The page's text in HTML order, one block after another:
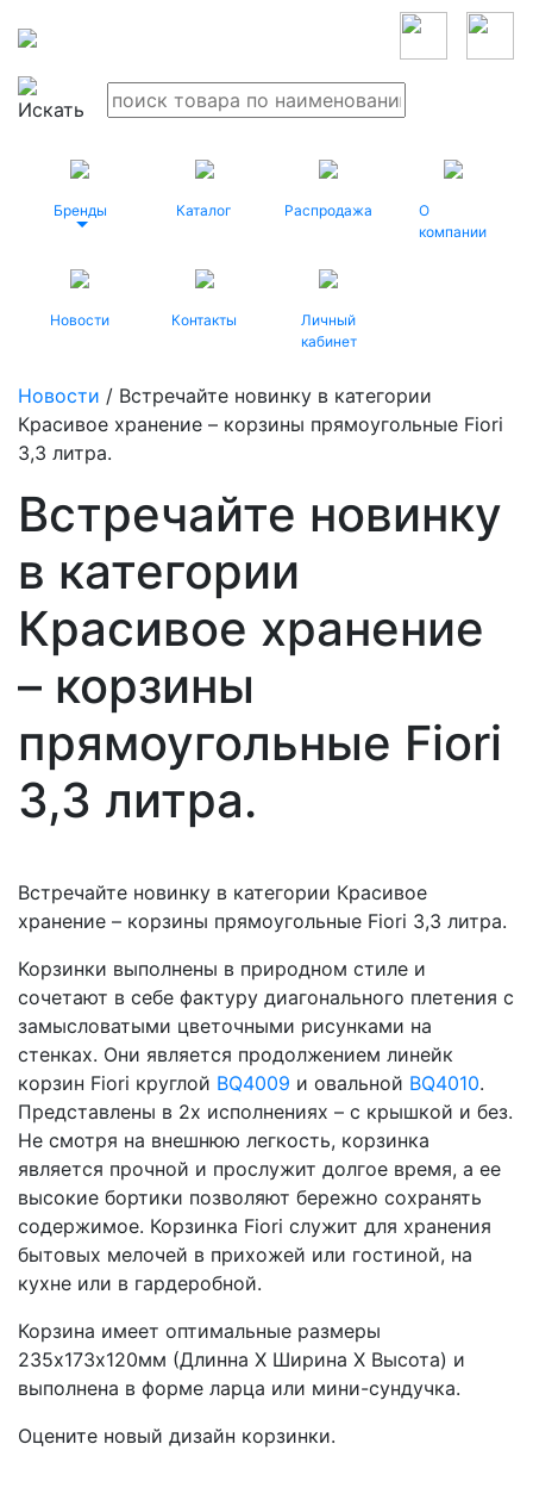
Бренды Каталог Распродажа
О
компании
Новости Контакты
Личный
кабинет
Новости / Встречайте новинку в категории
Красивое хранение – корзины прямоугольные Fiori
3,3 литра.
Встречайте новинку
в категории
Красивое хранение
– корзины
прямоугольные Fiori
3,3 литра.
Встречайте новинку в категории Красивое
хранение – корзины прямоугольные Fiori 3,3 литра.
Корзинки выполнены в природном стиле и
сочетают в себе фактуру диагонального плетения с
замысловатыми цветочными рисунками на
стенках. Они является продолжением линейк
корзин Fiori круглой BQ4009 и овальной BQ4010.
Представлены в 2х исполнениях – с крышкой и без.
Не смотря на внешнюю легкость, корзинка
является прочной и прослужит долгое время, а ее
высокие бортики позволяют бережно сохранять
содержимое. Корзинка Fiori служит для хранения
бытовых мелочей в прихожей или гостиной, на
кухне или в гардеробной.
Корзина имеет оптимальные размеры
235х173х120мм (Длинна Х Ширина Х Высота) и
выполнена в форме ларца или мини-сундучка.
Оцените новый дизайн корзинки.